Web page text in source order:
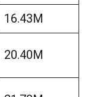
16.43M
20.40M